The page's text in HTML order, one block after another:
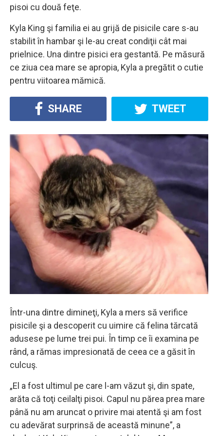
pisoi cu două feţe.
Kyla King şi familia ei au grijă de pisicile care s-au
stabilit în hambar şi le-au creat condiţii cât mai
prielnice. Una dintre pisici era gestantă. Pe măsură
ce ziua cea mare se apropia, Kyla a pregătit o cutie
pentru viitoarea mămică.
SHARE TWEET
Într-una dintre dimineţi, Kyla a mers să verifice
pisicile şi a descoperit cu uimire că felina tărcată
adusese pe lume trei pui. În timp ce îi examina pe
rând, a rămas impresionată de ceea ce a găsit în
culcuş.
„El a fost ultimul pe care l-am văzut şi, din spate,
arăta că toţi ceilalţi pisoi. Capul nu părea prea mare
până nu am aruncat o privire mai atentă şi am fost
cu adevărat surprinsă de această minune”, a